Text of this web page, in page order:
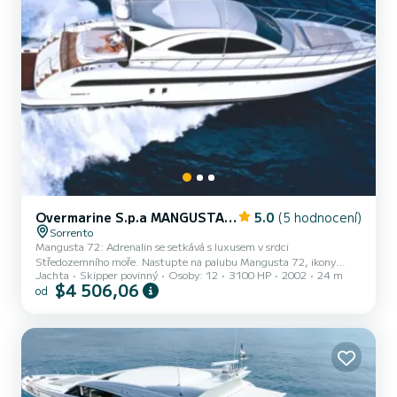
Overmarine S.p.a MANGUSTA 72 5.0 (5 hodnocení)
Sorrento
Mangusta 72: Adrenalin se setkává s luxusem v srdci
Středozemního moře. Nastupte na palubu Mangusta 72, ikony
otevřeného stylu od Overmarine, a proměňte svou dovolenou v
kinematografický zážitek. Své elegantní tvary, trup navržený pro
Mangusta 72 se moře stane vaším soukromým hřištěm. Široké
slunečníky na pří...
Jachta Skipper povinný Osoby: 12 3100 HP 2002 24 m
od $4 506,06